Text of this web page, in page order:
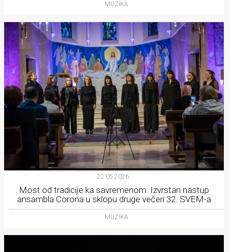
MUZIKA
22.05.2026.
Most od tradicije ka savremenom: Izvrstan nastup
ansambla Corona u sklopu druge večeri 32. SVEM-a
MUZIKA